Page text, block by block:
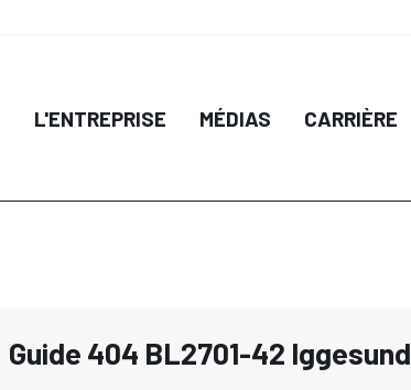
L'ENTREPRISE MÉDIAS CARRIÈRE
Guide 404 BL2701-42 Iggesund